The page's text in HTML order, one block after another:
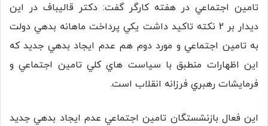
تامين اجتماعي در هفته كارگر گفت: دكتر قاليباف در اين
ديدار بر 2 نكته تاكيد داشت يكي پرداخت ماهانه بدهي دولت
به تامين اجتماعي و مورد دوم هم عدم ايجاد بدهي جديد كه
اين اظهارات منطبق با سياست هاي كلي تامين اجتماعي و
فرمايشات رهبري فرزانه انقلاب است.
اين فعال بازنشستگان تامين اجتماعي عدم ايجاد بدهي جديد